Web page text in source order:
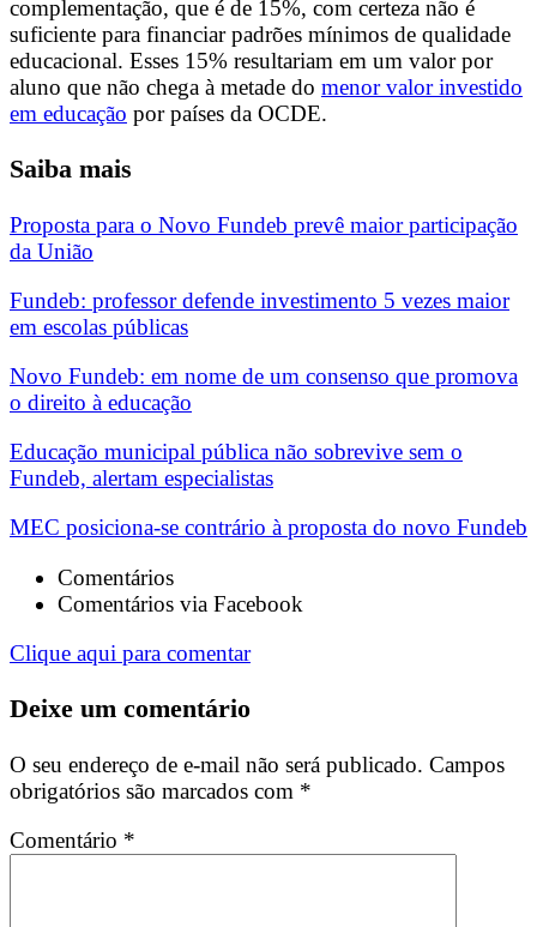
complementação, que é de 15%, com certeza não é
suficiente para financiar padrões mínimos de qualidade
educacional. Esses 15% resultariam em um valor por
aluno que não chega à metade do menor valor investido
em educação por países da OCDE.
Saiba mais
Proposta para o Novo Fundeb prevê maior participação
da União
Fundeb: professor defende investimento 5 vezes maior
em escolas públicas
Novo Fundeb: em nome de um consenso que promova
o direito à educação
Educação municipal pública não sobrevive sem o
Fundeb, alertam especialistas
MEC posiciona-se contrário à proposta do novo Fundeb
Comentários
Comentários via Facebook
Clique aqui para comentar
Deixe um comentário
O seu endereço de e-mail não será publicado. Campos
obrigatórios são marcados com *
Comentário *